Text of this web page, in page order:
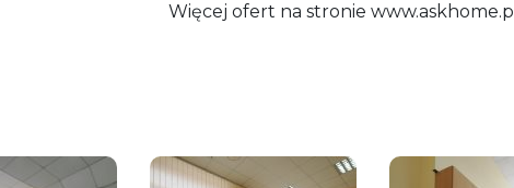
Więcej ofert na stronie www.askhome.pl